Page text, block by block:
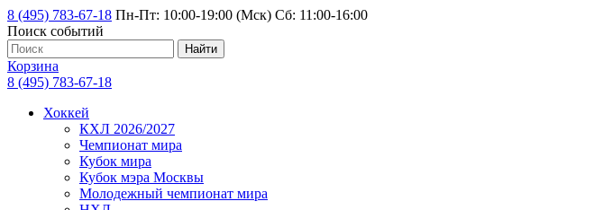
8 (495) 783-67-18 Пн-Пт: 10:00-19:00 (Мск) Сб: 11:00-16:00
Поиск событий
Найти
Корзина
8 (495) 783-67-18
Хоккей
КХЛ 2026/2027
Чемпионат мира
Кубок мира
Кубок мэра Москвы
Молодежный чемпионат мира